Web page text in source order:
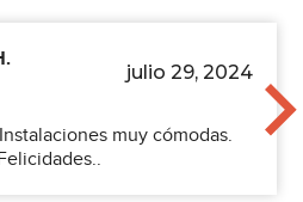
julio 29, 2024
muy cómodas.